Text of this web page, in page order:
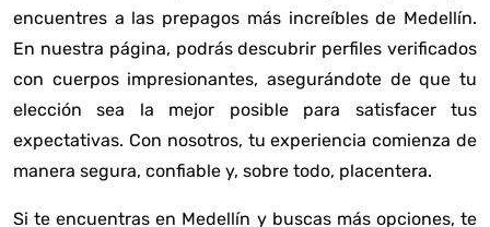
encuentres a las prepagos más increíbles de Medellín.
En nuestra página, podrás descubrir perfiles verificados
con cuerpos impresionantes, asegurándote de que tu
elección sea la mejor posible para satisfacer tus
expectativas. Con nosotros, tu experiencia comienza de
manera segura, confiable y, sobre todo, placentera.
Si te encuentras en Medellín y buscas más opciones, te